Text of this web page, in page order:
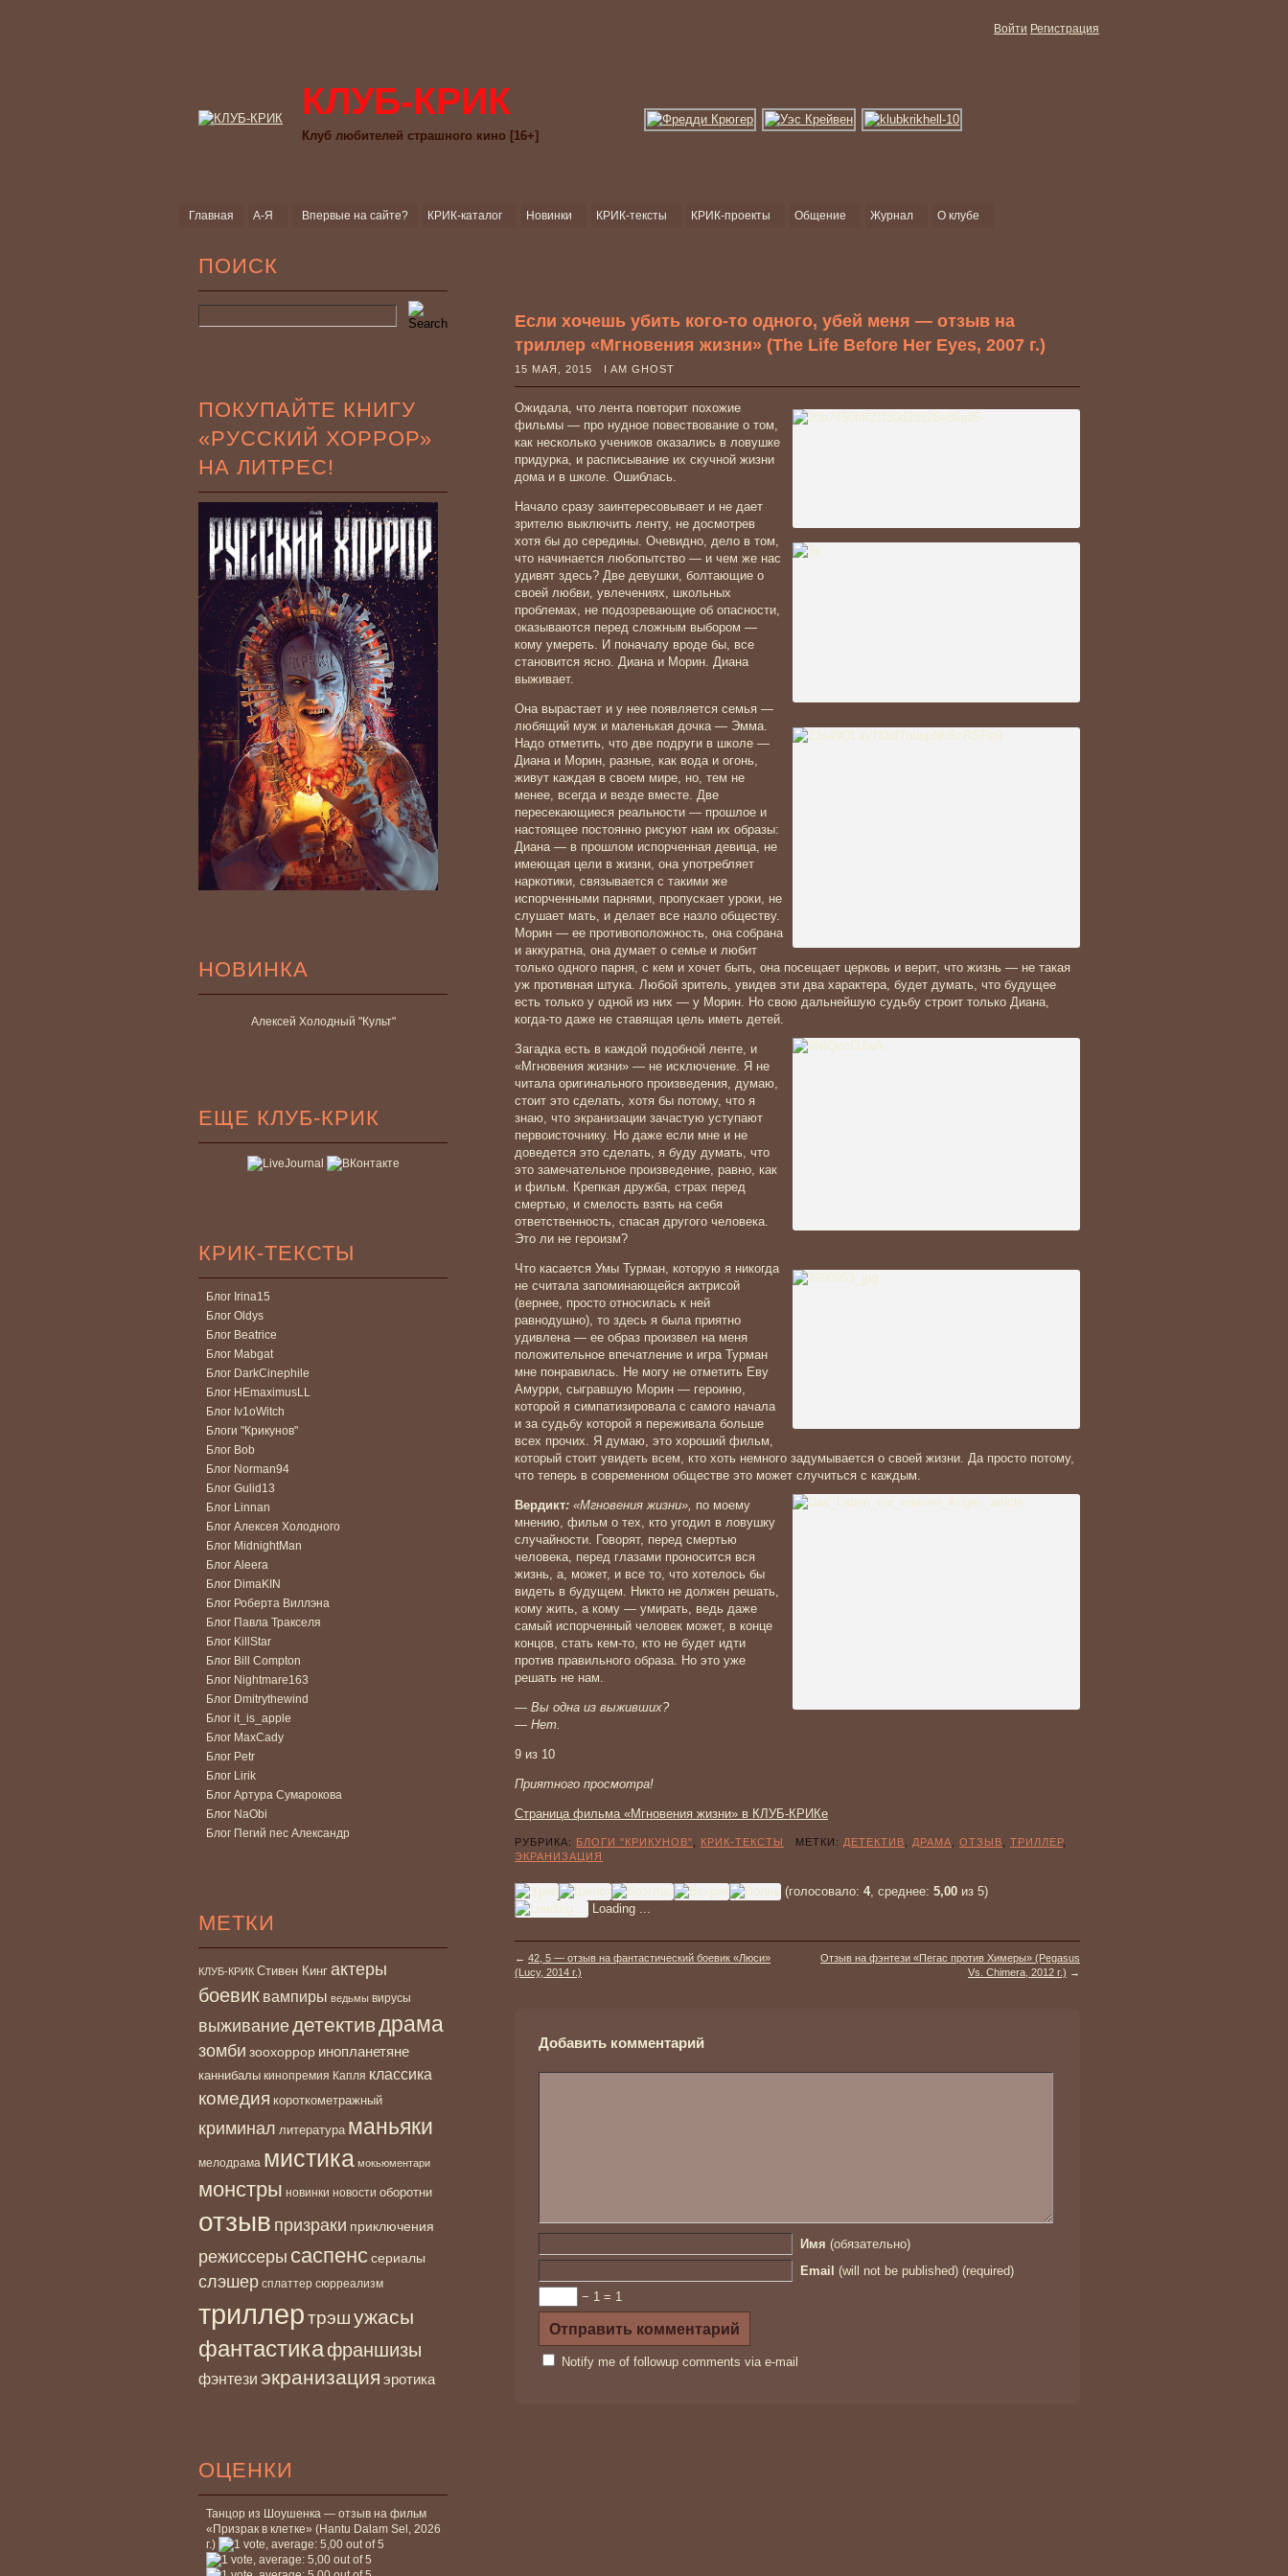
Войти Регистрация
КЛУБ-КРИК
Клуб любителей страшного кино [16+]
Главная А-Я Впервые на сайте? КРИК-каталог Новинки КРИК-тексты КРИК-проекты Общение Журнал О клубе
ПОИСК
ПОКУПАЙТЕ КНИГУ
«РУССКИЙ ХОРРОР»
НА ЛИТРЕС!
НОВИНКА
Алексей Холодный "Культ"
ЕЩЕ КЛУБ-КРИК
КРИК-ТЕКСТЫ
Блог Irina15
Блог Oldys
Блог Beatrice
Блог Mabgat
Блог DarkCinephile
Блог HEmaximusLL
Блог Iv1oWitch
Блоги "Крикунов"
Блог Bob
Блог Norman94
Блог Gulid13
Блог Linnan
Блог Алексея Холодного
Блог MidnightMan
Блог Aleera
Блог DimaKIN
Блог Роберта Виллэна
Блог Павла Тракселя
Блог KillStar
Блог Bill Compton
Блог Nightmare163
Блог Dmitrythewind
Блог it_is_apple
Блог MaxCady
Блог Petr
Блог Lirik
Блог Артура Сумарокова
Блог NaObi
Блог Пегий пес Александр
МЕТКИ
КЛУБ-КРИК Стивен Кинг актеры
боевик вампиры ведьмы вирусы
выживаниедетективдрама
зомби зоохоррор инопланетяне
каннибалы кинопремия Капля классика
комедия короткометражный
криминал литература маньяки
мелодрама мистика мокьюментари
монстры новинки новости оборотни
отзыв призраки приключения
режиссеры саспенссериалы
слэшер сплаттер сюрреализм
триллертрэшужасы
фантастикафраншизы
фэнтези экранизация эротика
ОЦЕНКИ
Танцор из Шоушенка — отзыв на фильм
«Призрак в клетке» (Hantu Dalam Sel, 2026
г.)
Если хочешь убить кого-то одного, убей меня — отзыв на
триллер «Мгновения жизни» (The Life Before Her Eyes, 2007 г.)
15 МАЯ, 2015 I AM GHOST
Ожидала, что лента повторит похожие
фильмы — про нудное повествование о том,
как несколько учеников оказались в ловушке
придурка, и расписывание их скучной жизни
дома и в школе. Ошиблась.
Начало сразу заинтересовывает и не дает
зрителю выключить ленту, не досмотрев
хотя бы до середины. Очевидно, дело в том,
что начинается любопытство — и чем же нас
удивят здесь? Две девушки, болтающие о
своей любви, увлечениях, школьных
проблемах, не подозревающие об опасности,
оказываются перед сложным выбором —
кому умереть. И поначалу вроде бы, все
становится ясно. Диана и Морин. Диана
выживает.
Она вырастает и у нее появляется семья —
любящий муж и маленькая дочка — Эмма.
Надо отметить, что две подруги в школе —
Диана и Морин, разные, как вода и огонь,
живут каждая в своем мире, но, тем не
менее, всегда и везде вместе. Две
пересекающиеся реальности — прошлое и
настоящее постоянно рисуют нам их образы:
Диана — в прошлом испорченная девица, не
имеющая цели в жизни, она употребляет
наркотики, связывается с такими же
испорченными парнями, пропускает уроки, не
слушает мать, и делает все назло обществу.
Морин — ее противоположность, она собрана
и аккуратна, она думает о семье и любит
только одного парня, с кем и хочет быть, она посещает церковь и верит, что жизнь — не такая
уж противная штука. Любой зритель, увидев эти два характера, будет думать, что будущее
есть только у одной из них — у Морин. Но свою дальнейшую судьбу строит только Диана,
когда-то даже не ставящая цель иметь детей.
Загадка есть в каждой подобной ленте, и
«Мгновения жизни» — не исключение. Я не
читала оригинального произведения, думаю,
стоит это сделать, хотя бы потому, что я
знаю, что экранизации зачастую уступают
первоисточнику. Но даже если мне и не
доведется это сделать, я буду думать, что
это замечательное произведение, равно, как
и фильм. Крепкая дружба, страх перед
смертью, и смелость взять на себя
ответственность, спасая другого человека.
Это ли не героизм?
Что касается Умы Турман, которую я никогда
не считала запоминающейся актрисой
(вернее, просто относилась к ней
равнодушно), то здесь я была приятно
удивлена — ее образ произвел на меня
положительное впечатление и игра Турман
мне понравилась. Не могу не отметить Еву
Амурри, сыгравшую Морин — героиню,
которой я симпатизировала с самого начала
и за судьбу которой я переживала больше
всех прочих. Я думаю, это хороший фильм,
который стоит увидеть всем, кто хоть немного задумывается о своей жизни. Да просто потому,
что теперь в современном обществе это может случиться с каждым.
Вердикт: «Мгновения жизни», по моему
мнению, фильм о тех, кто угодил в ловушку
случайности. Говорят, перед смертью
человека, перед глазами проносится вся
жизнь, а, может, и все то, что хотелось бы
видеть в будущем. Никто не должен решать,
кому жить, а кому — умирать, ведь даже
самый испорченный человек может, в конце
концов, стать кем-то, кто не будет идти
против правильного образа. Но это уже
решать не нам.
— Вы одна из выживших?
— Нет.
9 из 10
Приятного просмотра!
Страница фильма «Мгновения жизни» в КЛУБ-КРИКе
РУБРИКА: БЛОГИ "КРИКУНОВ" КРИК-ТЕКСТЫ МЕТКИ: ДЕТЕКТИВ ДРАМА ОТЗЫВ ТРИЛЛЕР,
ЭКРАНИЗАЦИЯ
(голосовало: 4, среднее: 5,00 из 5)
Loading ...
← 42, 5 — отзыв на фантастический боевик «Люси»
(Lucy, 2014 г.)
Отзыв на фэнтези «Пегас против Химеры» (Pegasus
Vs. Chimera, 2012 г.) →
Добавить комментарий
Имя (обязательно)
Email (will not be published) (required)
− 1 = 1
Notify me of followup comments via e-mail